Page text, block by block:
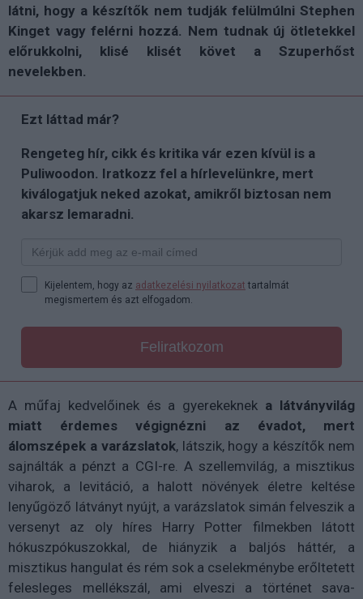
látni, hogy a készítők nem tudják felülmúlni Stephen
Kinget vagy felérni hozzá. Nem tudnak új ötletekkel
előrukkolni, klisé klisét követ a Szuperhőst
nevelekben.
Ezt láttad már?
Rengeteg hír, cikk és kritika vár ezen kívül is a
Puliwoodon. Iratkozz fel a hírlevelünkre, mert
kiválogatjuk neked azokat, amikről biztosan nem
akarsz lemaradni.
Kijelentem, hogy az adatkezelési nyilatkozat tartalmát
megismertem és azt elfogadom.
Feliratkozom
A műfaj kedvelőinek és a gyerekeknek a látványvilág
miatt érdemes végignézni az évadot, mert
álomszépek a varázslatok, látszik, hogy a készítők nem
sajnálták a pénzt a CGI-re. A szellemvilág, a misztikus
viharok, a levitáció, a halott növények életre keltése
lenyűgöző látványt nyújt, a varázslatok simán felveszik a
versenyt az oly híres Harry Potter filmekben látott
hókuszpókuszokkal, de hiányzik a baljós háttér, a
misztikus hangulat és rém sok a cselekménybe erőltetett
felesleges mellékszál, ami elveszi a történet sava-